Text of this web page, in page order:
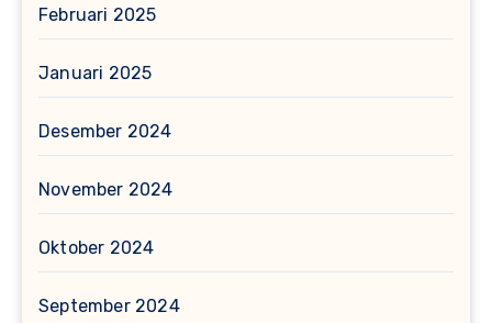
Februari 2025
Januari 2025
Desember 2024
November 2024
Oktober 2024
September 2024